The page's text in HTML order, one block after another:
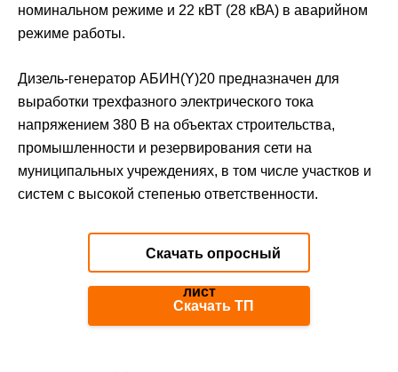
номинальном режиме и 22 кВТ (28 кВА) в аварийном
режиме работы.
Дизель-генератор АБИН(Y)20 предназначен для
выработки трехфазного электрического тока
напряжением 380 В на объектах строительства,
промышленности и резервирования сети на
муниципальных учреждениях, в том числе участков и
систем с высокой степенью ответственности.
Скачать опросный
лист
Скачать ТП